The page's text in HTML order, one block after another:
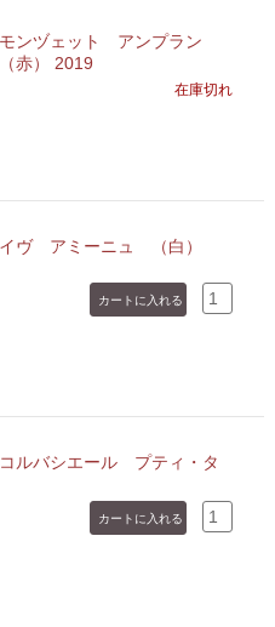
ンヅェット アンプラン
赤） 2019
在庫切れ
ヴ アミーニュ （白）
ルバシエール プティ・タ